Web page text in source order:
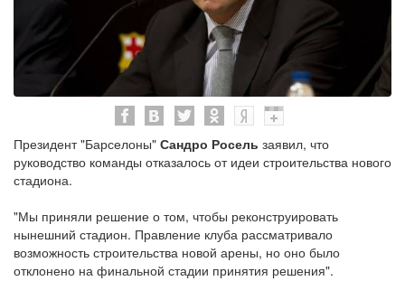
Президент "Барселоны" Сандро Росель заявил, что
руководство команды отказалось от идеи строительства нового
стадиона.
"Мы приняли решение о том, чтобы реконструировать
нынешний стадион. Правление клуба рассматривало
возможность строительства новой арены, но оно было
отклонено на финальной стадии принятия решения".